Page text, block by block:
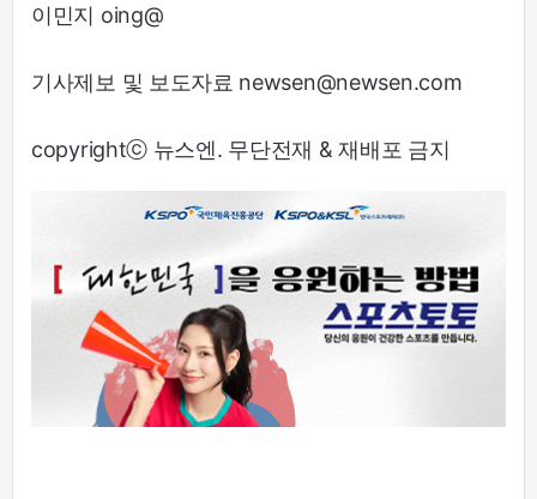
이민지 oing@
기사제보 및 보도자료 newsen@newsen.com
copyrightⓒ 뉴스엔. 무단전재 & 재배포 금지